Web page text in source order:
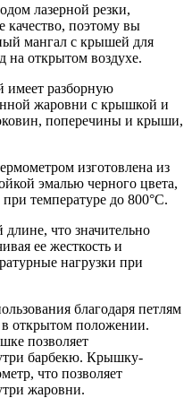
лазерной резки,
качество, поэтому вы
мангал с крышей для
на открытом воздухе.
имеет разборную
жаровни с крышкой и
поперечины и крыши,
изготовлена ​​из
эмалью черного цвета,
температуре до 800°C.
что значительно
ее жесткость и
нагрузки при
благодаря петлям
открытом положении.
позволяет
барбекю. Крышку-
что позволяет
жаровни.